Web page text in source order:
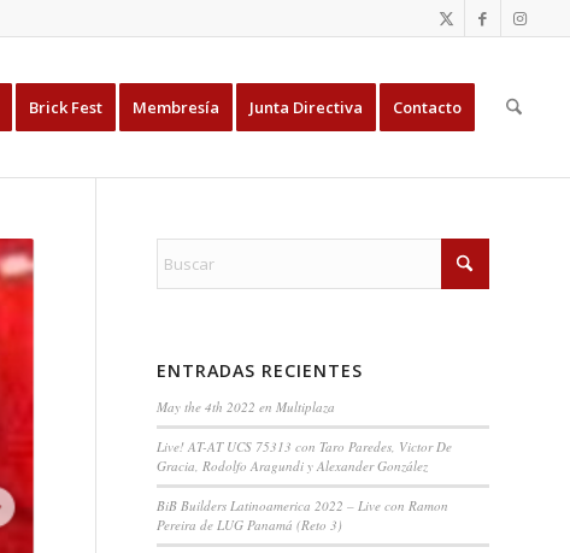
Brick Fest Membresía Junta Directiva Contacto
ENTRADAS RECIENTES
May the 4th 2022 en Multiplaza
Live! AT-AT UCS 75313 con Taro Paredes, Victor De
Gracia, Rodolfo Aragundi y Alexander González
BiB Builders Latinoamerica 2022 – Live con Ramon
Pereira de LUG Panamá (Reto 3)